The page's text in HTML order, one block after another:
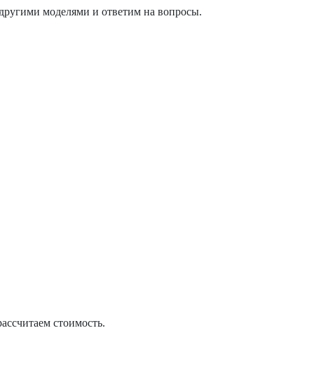
моделями и ответим на вопросы.
стоимость.